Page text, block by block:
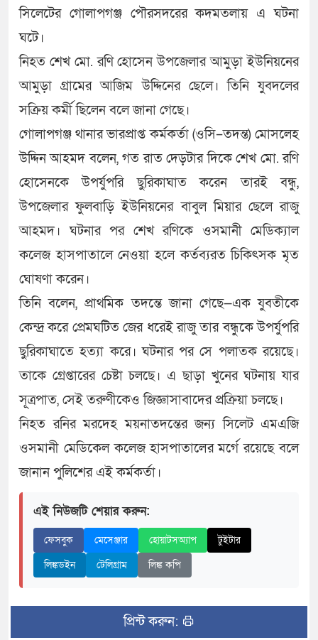
সিলেটের গোলাপগঞ্জ পৌরসদরের কদমতলায় এ ঘটনা
ঘটে।
নিহত শেখ মো. রণি হোসেন উপজেলার আমুড়া ইউনিয়নের
আমুড়া গ্রামের আজিম উদ্দিনের ছেলে। তিনি যুবদলের
সক্রিয় কর্মী ছিলেন বলে জানা গেছে।
গোলাপগঞ্জ থানার ভারপ্রাপ্ত কর্মকর্তা (ওসি–তদন্ত) মোসলেহ
উদ্দিন আহমদ বলেন, গত রাত দেড়টার দিকে শেখ মো. রণি
হোসেনকে উপর্যুপরি ছুরিকাঘাত করেন তারই বন্ধু,
উপজেলার ফুলবাড়ি ইউনিয়নের বাবুল মিয়ার ছেলে রাজু
আহমদ। ঘটনার পর শেখ রণিকে ওসমানী মেডিক্যাল
কলেজ হাসপাতালে নেওয়া হলে কর্তব্যরত চিকিৎসক মৃত
ঘোষণা করেন।
তিনি বলেন, প্রাথমিক তদন্তে জানা গেছে—এক যুবতীকে
কেন্দ্র করে প্রেমঘটিত জের ধরেই রাজু তার বন্ধুকে উপর্যুপরি
ছুরিকাঘাতে হত্যা করে। ঘটনার পর সে পলাতক রয়েছে।
তাকে গ্রেপ্তারের চেষ্টা চলছে। এ ছাড়া খুনের ঘটনায় যার
সূত্রপাত, সেই তরুণীকেও জিজ্ঞাসাবাদের প্রক্রিয়া চলছে।
নিহত রনির মরদেহ ময়নাতদন্তের জন্য সিলেট এমএজি
ওসমানী মেডিকেল কলেজ হাসপাতালের মর্গে রয়েছে বলে
জানান পুলিশের এই কর্মকর্তা।
এই নিউজটি শেয়ার করুন:
ফেসবুক মেসেঞ্জার হোয়াটসঅ্যাপ
টুইটার
লিঙ্কডইন
টেলিগ্রাম লিঙ্ক কপি
প্রিন্ট করুন: